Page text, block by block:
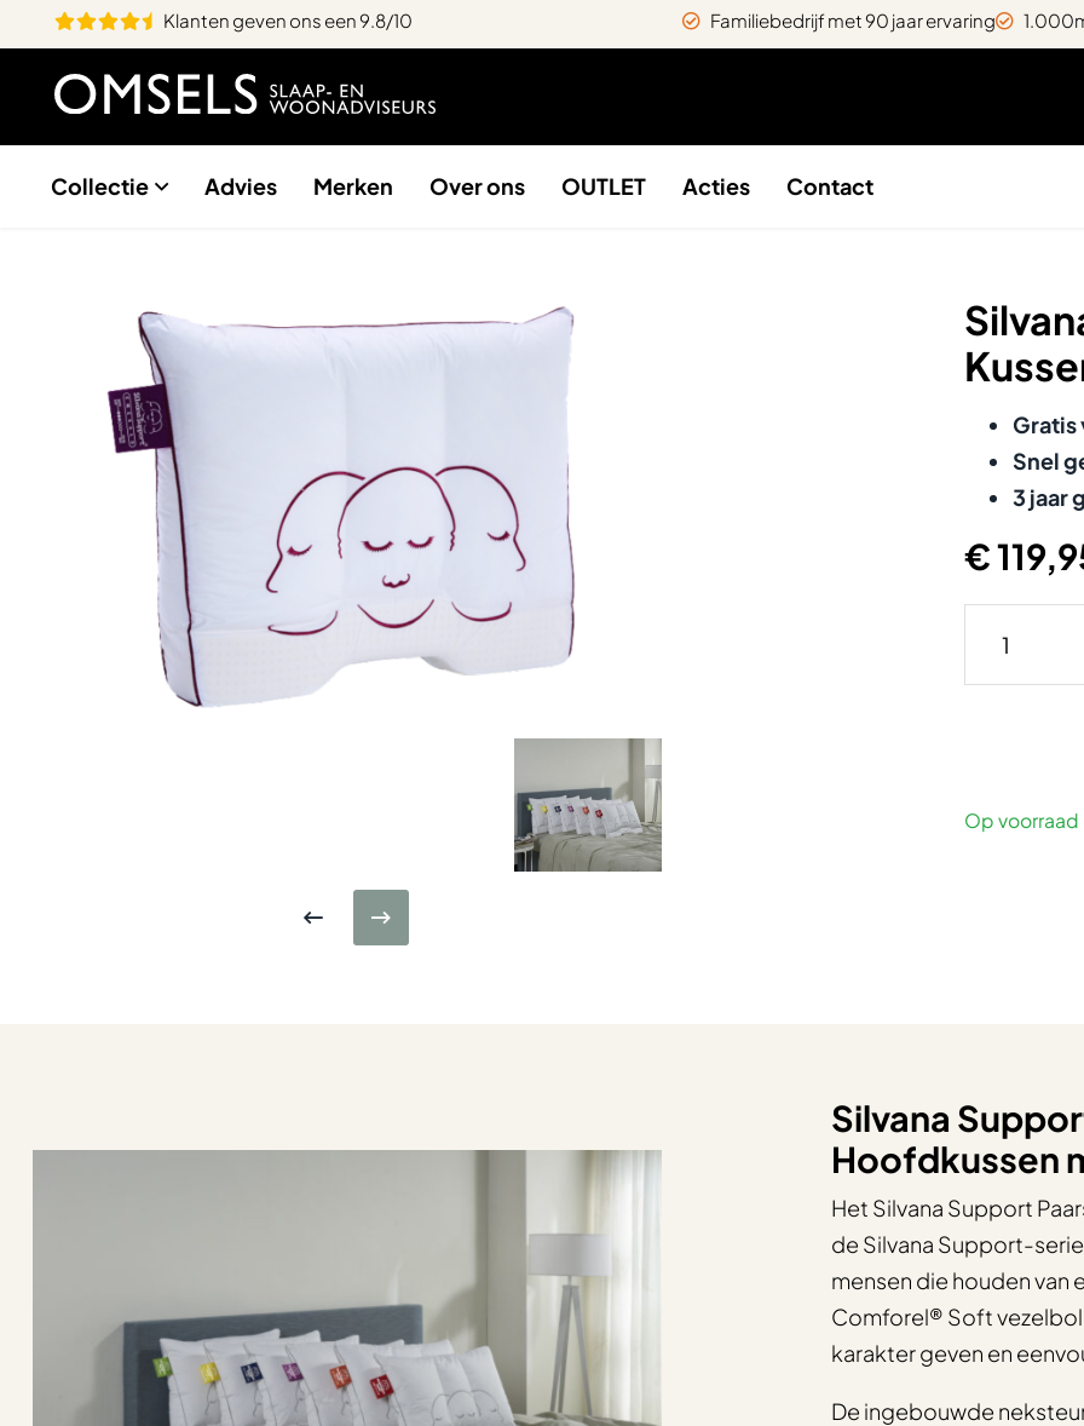
Klanten geven ons een 9.8/10 Familiebedrijf met 90 jaar ervaring
Collectie Advies Merken Over ons OUTLET Acties Contact
Gratis
Snel
3 jaar
€
Op voorraad
Silvana
Hoofdkussen
Het Silvana Support
de Silvana Support-
mensen die houden van
Comforel® Soft
karakter geven en
De ingebouwde